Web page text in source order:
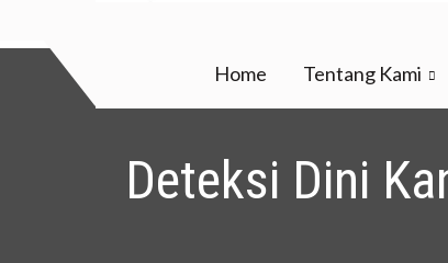
Home Tentang Kami
Deteksi Dini